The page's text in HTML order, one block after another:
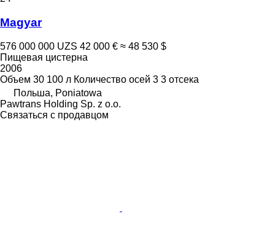
Magyar
576 000 000 UZS 42 000 € ≈ 48 530 $
Пищевая цистерна
2006
Объем 30 100 л Количество осей 3 3 отсека
Польша, Poniatowa
Pawtrans Holding Sp. z o.o.
Связаться с продавцом